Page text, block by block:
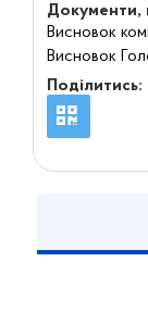
Документи,
Висновок
Висновок
Поділитись: